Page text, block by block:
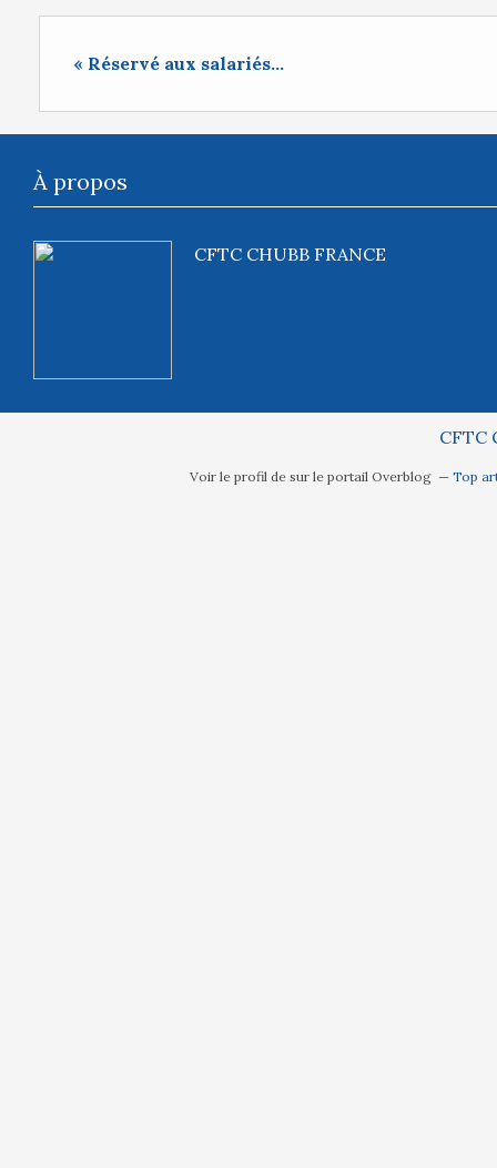
« Réservé aux salariés...
À propos
CFTC CHUBB FRANCE
CFTC
Voir le profil de sur le portail Overblog Top